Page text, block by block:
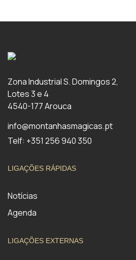
Zona Industrial S. Domingos 2,
Lotes 3 e 4
4540-177 Arouca
info@montanhasmagicas.pt
Telf: +351 256 940 350
LIGAÇÕES RÁPIDAS
Notícias
Agenda
LIGAÇÕES EXTERNAS